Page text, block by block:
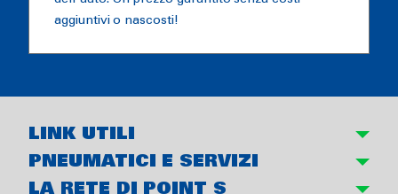
aggiuntivi o nascosti!
LINK UTILI
PNEUMATICI E SERVIZI
LA RETE DI POINT S